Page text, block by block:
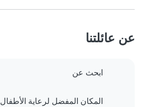
عن عائلتنا
ابحث عن
المكان المفضل لرعاية الأطفال